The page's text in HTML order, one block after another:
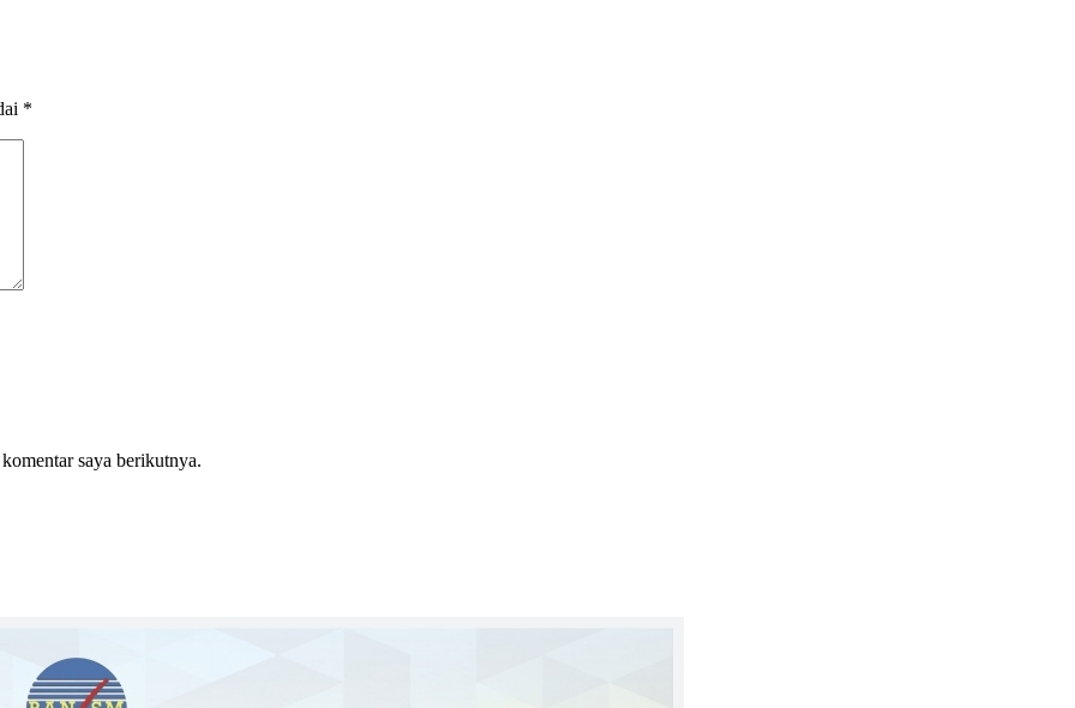
*
saya berikutnya.